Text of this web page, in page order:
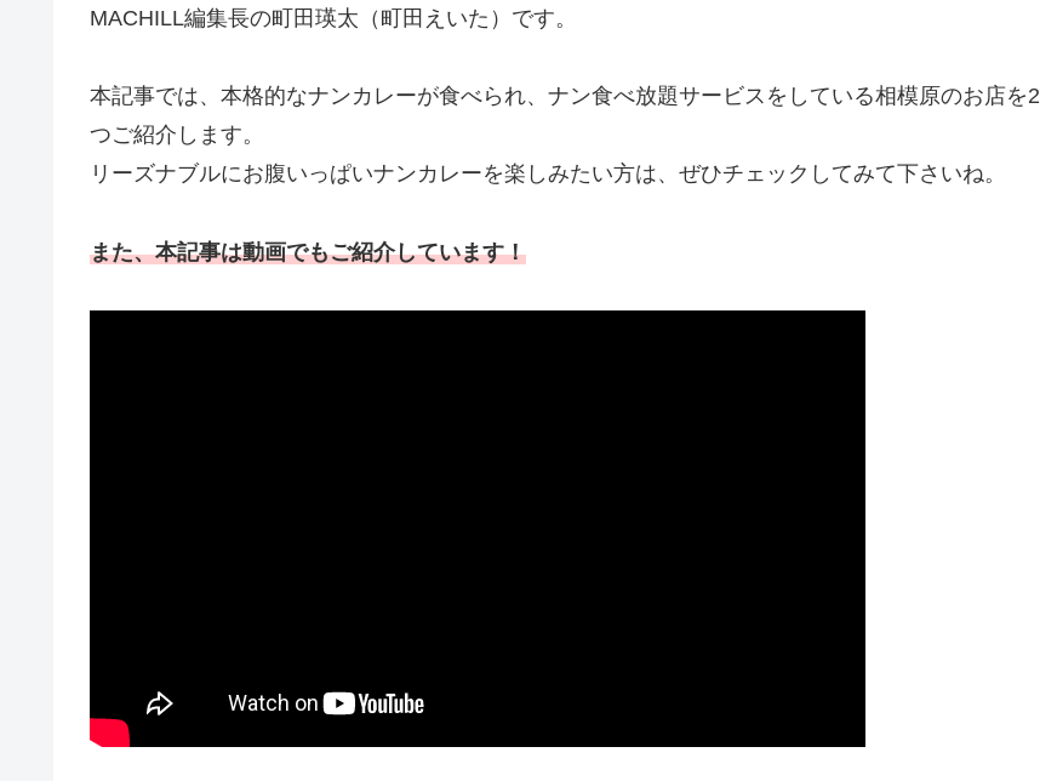
MACHILL編集長の町田瑛太（町田えいた）です。
本記事では、本格的なナンカレーが食べられ、ナン食べ放題サービスをしている相模原のお店を2
つご紹介します。
リーズナブルにお腹いっぱいナンカレーを楽しみたい方は、ぜひチェックしてみて下さいね。
また、本記事は動画でもご紹介しています！